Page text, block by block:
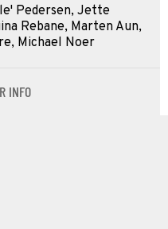
Pedersen, Jette
Rebane, Marten Aun,
Michael Noer
INFO